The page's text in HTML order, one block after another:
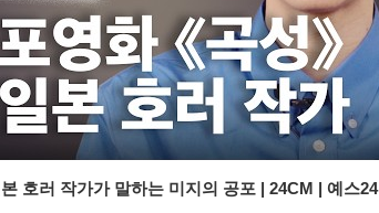
호러 작가가 말하는 미지의 공포 | 24CM | 예스24